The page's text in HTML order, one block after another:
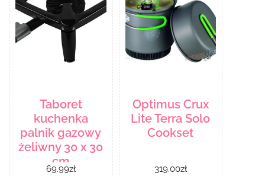
Taboret
kuchenka
palnik gazowy
żeliwny 30 x 30
cm
69.99zł
Optimus Crux
Lite Terra Solo
Cookset
319.00zł